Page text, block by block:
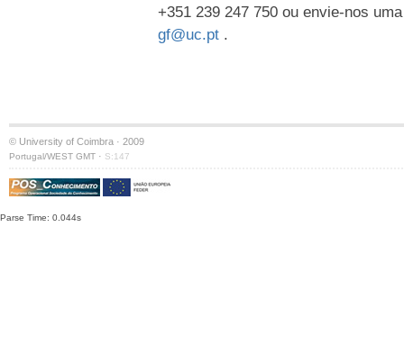
+351 239 247 750 ou envie-nos
gf@uc.pt .
© University of Coimbra · 2009
Portugal/WEST GMT · S:147
Parse Time: 0.044s